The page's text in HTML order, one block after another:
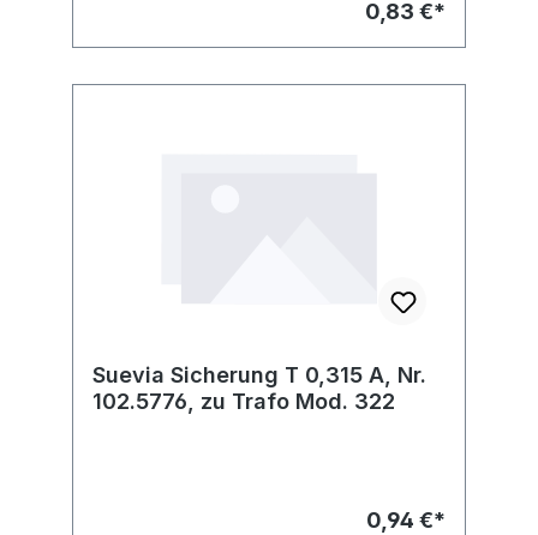
0,83 €*
Suevia Sicherung T 0,315 A, Nr.
102.5776, zu Trafo Mod. 322
0,94 €*